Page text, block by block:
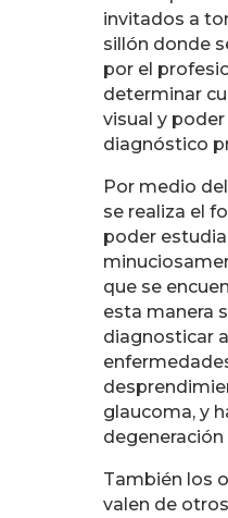
invitados a
sillón donde
por el
determinar
visual y poder
diagnóstico
Por medio
se realiza el
poder
que se
esta manera
diagnosticar
glaucoma, y
degeneración
También los
valen de